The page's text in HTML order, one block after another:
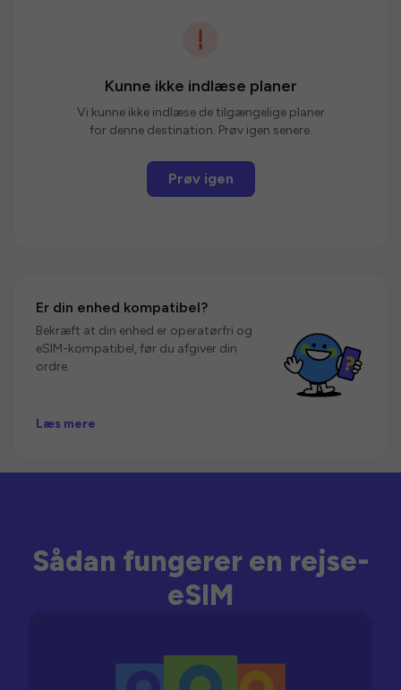
Kunne ikke indlæse planer
Vi kunne ikke indlæse de tilgængelige planer
for denne destination. Prøv igen senere.
Prøv igen
Er din enhed kompatibel?
Bekræft at din enhed er operatørfri og
eSIM-kompatibel, før du afgiver din
ordre.
Læs mere
Sådan fungerer en rejse-
eSIM